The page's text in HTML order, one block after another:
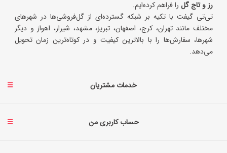
رز و تاج گل را فراهم کرده‌ایم.
تی‌تی گیفت با تکیه بر شبکه گسترده‌ای از گل‌فروشی‌ها در شهرهای
مختلف مانند تهران، کرج، اصفهان، تبریز، مشهد، شیراز، اهواز و دیگر
شهرها، سفارش‌ها را با بالاترین کیفیت و در کوتاه‌ترین زمان تحویل
می‌دهد.
خدمات مشتریان
حساب کاربری من